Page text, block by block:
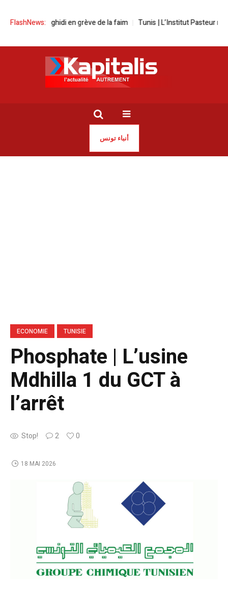
FlashNews:
Zeghidi en grève de la faim Tunis | L’Institut Pasteur relance
أنباء تونس
ECONOMIE TUNISIE
Phosphate | L’usine
Mdhilla 1 du GCT à
l’arrêt
Stop! 2 0
18 MAI 2026